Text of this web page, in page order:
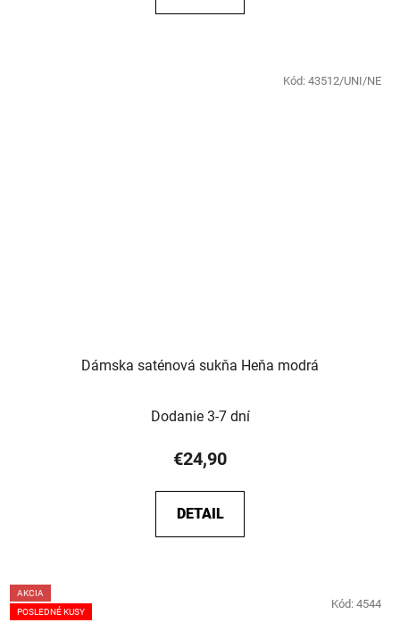
Dámska saténová sukňa Heňa modrá
Dodanie 3-7 dní
€24,90
DETAIL
Kód: 43512/UNI/NE
AKCIA
POSLEDNÉ KUSY
Kód: 4544